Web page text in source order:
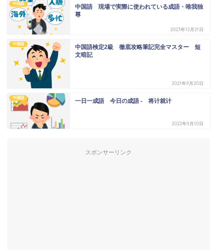
中国語
中国語 現場で実際に使われている成語・唯我独
尊
2023年12月21日
中国語
中国語検定2級 徹底攻略筆記完全マスター 短
文暗記
2021年9月20日
中国語 一日一成語 今日の成語 - 将计就计
2022年9月10日
スポンサーリンク